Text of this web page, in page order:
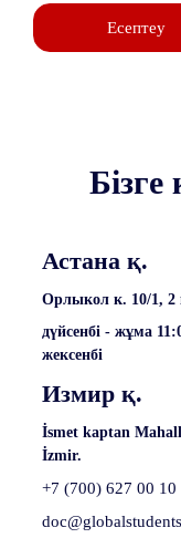
Есептеу
Бізге
Астана қ.
Орлыкол к. 10/1, 2
дүйсенбі - жұма
жексенбі
Измир қ.
İsmet kaptan
İzmir.
+7 (700) 627 00 10